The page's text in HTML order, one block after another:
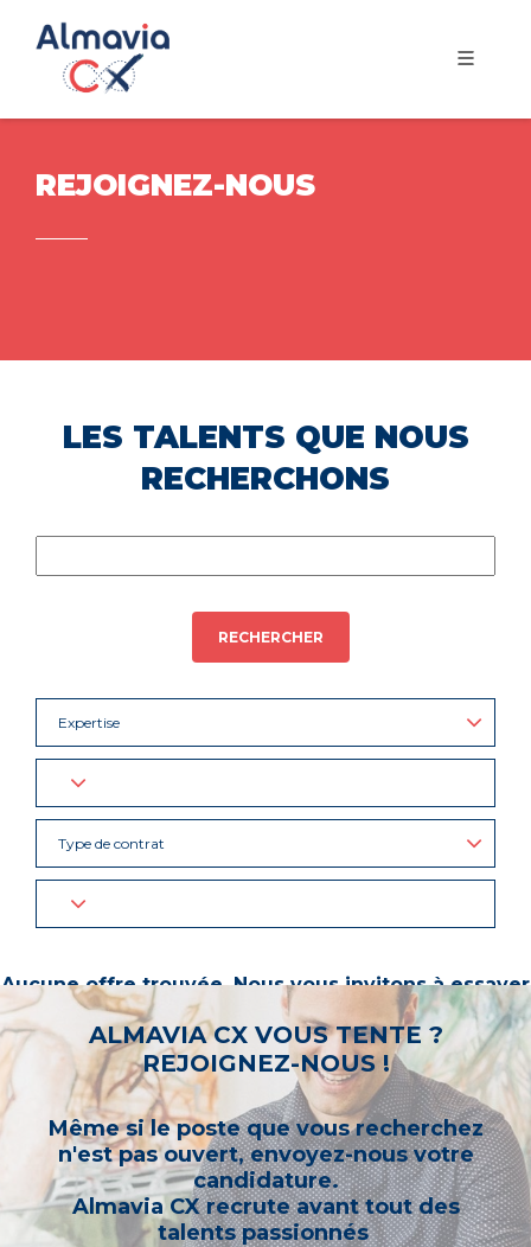
REJOIGNEZ-NOUS
LES TALENTS QUE NOUS
RECHERCHONS
RECHERCHER
Expertise
Type de contrat
Aucune offre trouvée. Nous vous invitons à essayer
d’autres mots-clés ou à sélectionner un « métier ».
ALMAVIA CX VOUS TENTE ?
REJOIGNEZ-NOUS !
Même si le poste que vous recherchez
n'est pas ouvert, envoyez-nous votre
candidature.
Almavia CX recrute avant tout des
talents passionnés